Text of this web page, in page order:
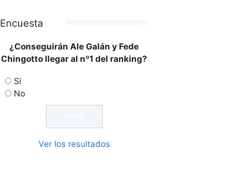
Encuesta
¿Conseguirán Ale Galán y Fede
Chingotto llegar al nº1 del ranking?
Si
No
Ver los resultados